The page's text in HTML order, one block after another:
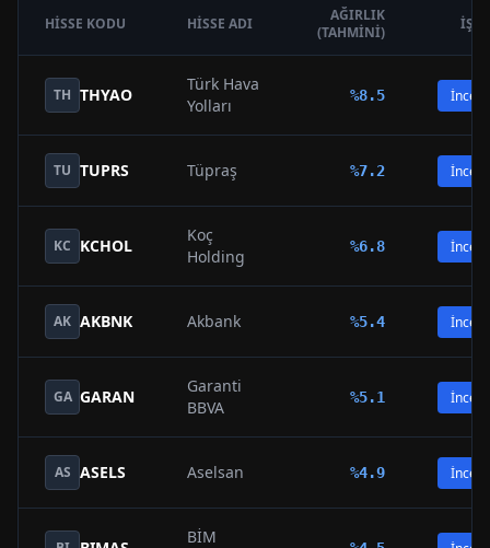
HISSE KODU HISSE ADI
AĞIRLIK
(TAHMINI)
TH THYAO
Türk Hava
Yolları
%8.5 İncele
TU TUPRS Tüpraş %7.2 İncele
KC KCHOL
Koç
Holding
%6.8 İncele
AK AKBNK Akbank %5.4 İncele
GA GARAN
Garanti
BBVA
%5.1 İncele
AS ASELS Aselsan %4.9 İncele
BİM